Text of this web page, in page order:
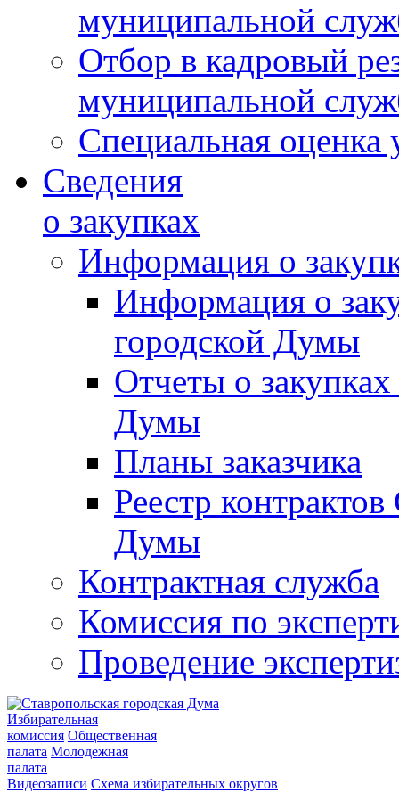
муниципальной
Отбор в кадровый
муниципальной
Специальная оценка
Сведения
о закупках
Информация о
Информация о
городской Думы
Отчеты о
Думы
Планы заказчика
Реестр
Думы
Контрактная служба
Комиссия по
Проведение
Избирательная
комиссия Общественная
палата Молодежная
палата
Видеозаписи Схема избирательных округов